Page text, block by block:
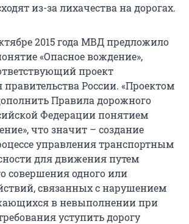
из-за лихачества на дорогах.
2015 года МВД предложило
«Опасное вождение»,
проект
России. «Проектом
Правила дорожного
Федерации понятием
что значит – создание
управления транспортным
для движения путем
совершения одного или
связанных с нарушением
в невыполнении при
уступить дорогу